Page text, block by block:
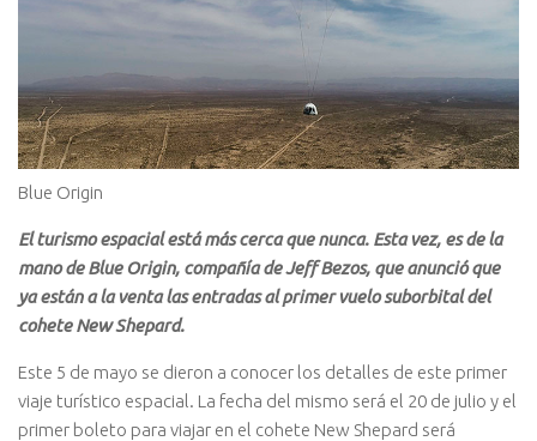
Blue Origin
El turismo espacial está más cerca que nunca. Esta vez, es de la
mano de Blue Origin, compañía de Jeff Bezos, que anunció que
ya están a la venta las entradas al primer vuelo suborbital del
cohete New Shepard.
Este 5 de mayo se dieron a conocer los detalles de este primer
viaje turístico espacial. La fecha del mismo será el 20 de julio y el
primer boleto para viajar en el cohete New Shepard será